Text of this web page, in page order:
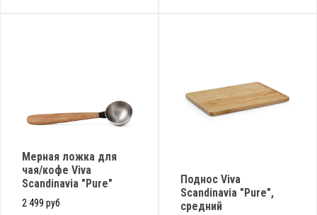
Мерная ложка для
чая/кофе Viva
Scandinavia "Pure"
2 499 руб
Поднос Viva
Scandinavia "Pure",
средний